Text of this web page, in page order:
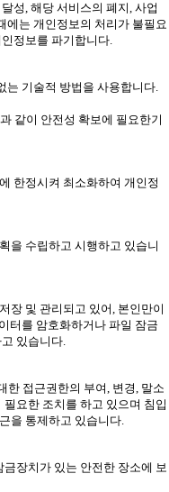
성, 해당 서비스의 폐지, 사업
에는 개인정보의 처리가 불필요
정보를 파기합니다.
는 기술적 방법을 사용합니다.
같이 안전성 확보에 필요한기
한정시켜 최소화하여 개인정
을 수립하고 시행하고 있습니
장 및 관리되고 있어, 본인만이
터를 암호화하거나 파일 잠금
있습니다.
한 접근권한의 부여, 변경, 말소
요한 조치를 하고 있으며 침입
을 통제하고 있습니다.
장치가 있는 안전한 장소에 보